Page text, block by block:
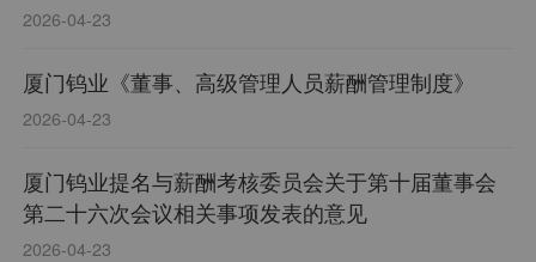
2026-04-23
厦门钨业《董事、高级管理人员薪酬管理制度》
2026-04-23
厦门钨业提名与薪酬考核委员会关于第十届董事会
第二十六次会议相关事项发表的意见
2026-04-23